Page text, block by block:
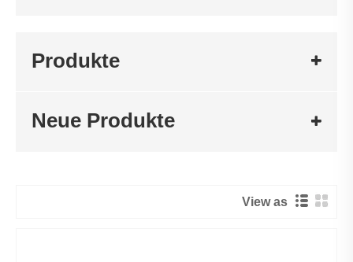
Produkte
Neue Produkte
View as